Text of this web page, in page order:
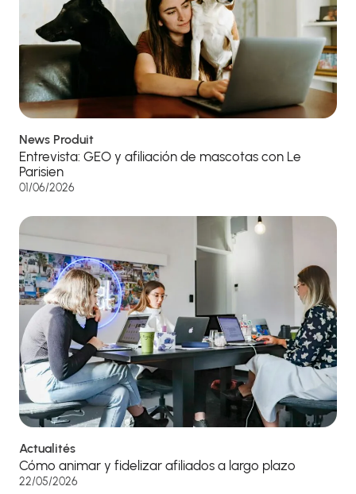
News Produit
Entrevista: GEO y afiliación de mascotas con Le
Parisien
01/06/2026
Actualités
Cómo animar y fidelizar afiliados a largo plazo
22/05/2026